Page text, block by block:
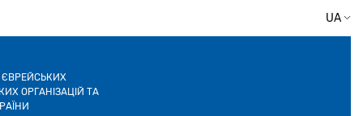
UA
ЄВРЕЙСЬКИХ
ОРГАНІЗАЦІЙ ТА